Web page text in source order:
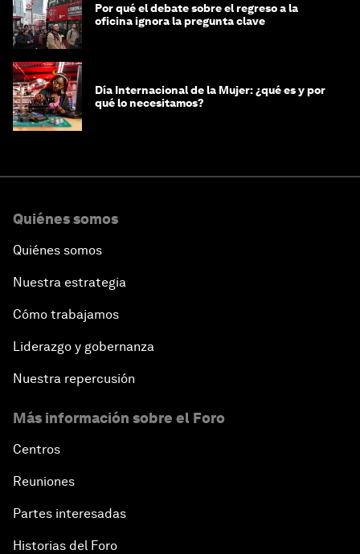
Por qué el debate sobre el regreso a la
oficina ignora la pregunta clave
Día Internacional de la Mujer: ¿qué es y por
qué lo necesitamos?
Quiénes somos
Quiénes somos
Nuestra estrategia
Cómo trabajamos
Liderazgo y gobernanza
Nuestra repercusión
Más información sobre el Foro
Centros
Reuniones
Partes interesadas
Historias del Foro